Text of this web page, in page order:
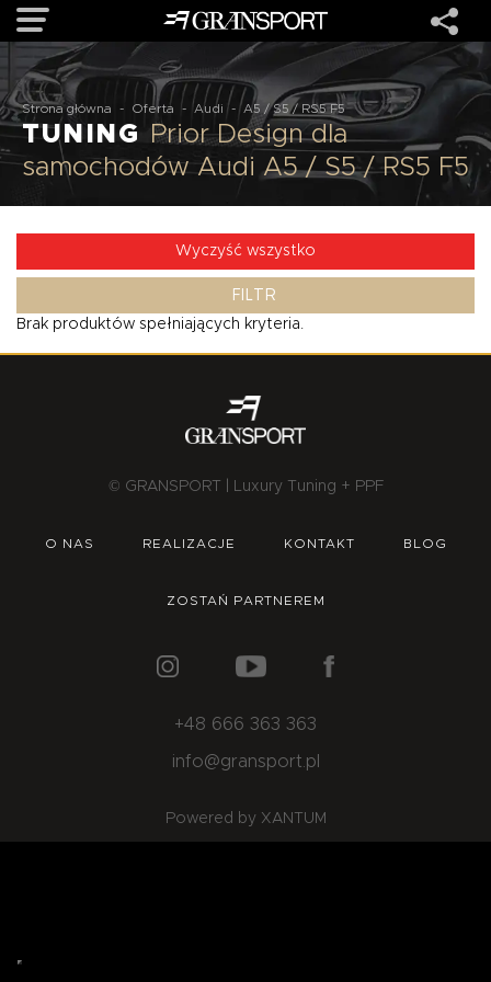
OFERTA
MARKI
O NAS
KONTAKT
Strona główna - Oferta - Audi - A5 / S5 / RS5 F5
TUNING
Prior Design dla
samochodów Audi A5 / S5 / RS5 F5
Wyczyść wszystko
FILTR
Brak produktów spełniających kryteria.
© GRANSPORT | Luxury Tuning + PPF
O NAS REALIZACJE KONTAKT BLOG
ZOSTAŃ PARTNEREM
+48 666 363 363
info@gransport.pl
Powered by XANTUM